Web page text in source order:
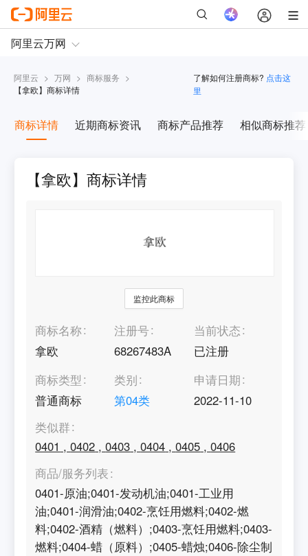
阿里云 > 万网 > 商标服务 >
【拿欧】商标详情
了解如何注册商标? 点击这
里
商标详情 近期商标资讯 商标产品推荐 相似商标推荐
【拿欧】商标详情
监控此商标
商标名称
拿欧
注册号
68267483A
当前状态
已注册
商标类型
普通商标
类别
第04类
申请日期
2022-11-10
类似群
0401 ,0402 ,0403 ,0404 ,0405 ,0406
商品/服务列表
0401-原油;0401-发动机油;0401-工业用
油;0401-润滑油;0402-烹饪用燃料;0402-燃
料;0402-酒精（燃料）;0403-烹饪用燃料;0403-
燃料;0404-蜡（原料）;0405-蜡烛;0406-除尘制